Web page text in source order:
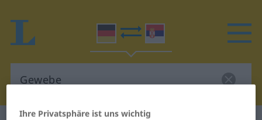
Ihre Privatsphäre ist uns wichtig